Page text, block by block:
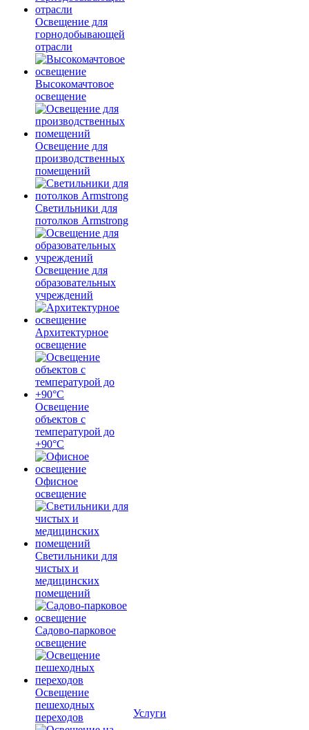
Освещение для
горнодобывающей
отрасли
Высокомачтовое
освещение
Освещение для
производственных
помещений
Светильники для
потолков Armstrong
Освещение для
образовательных
учреждений
Архитектурное
освещение
Освещение
объектов с
температурой до
+90°С
Офисное
освещение
Светильники для
чистых и
медицинских
помещений
Садово-парковое
освещение
Освещение
пешеходных
переходов
Услуги